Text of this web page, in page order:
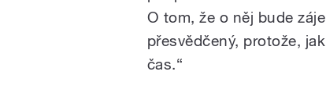
O tom, že o něj bude
přesvědčený, protože,
čas.“